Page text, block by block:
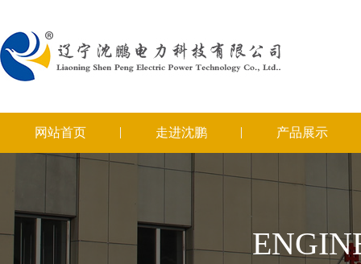
网站首页 走进沈鹏 产品展示